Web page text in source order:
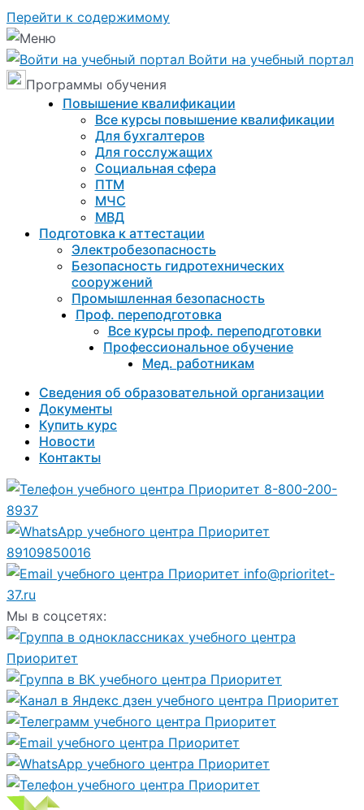
Перейти к содержимому
Войти на учебный портал
Программы обучения
Повышение квалификации
Все курсы повышение квалификации
Для бухгалтеров
Для госслужащих
Социальная сфера
ПТМ
МЧС
МВД
Подготовка к aттестации
Электробезопасность
Безопасность гидротехнических
сооружений
Промышленная безопасность
Проф. переподготовка
Все курсы проф. переподготовки
Профессиональное обучение
Мед. работникам
Сведения об образовательной организации
Документы
Купить курс
Новости
Контакты
8-800-200-
8937
89109850016
info@prioritet-
37.ru
Мы в соцсетях: